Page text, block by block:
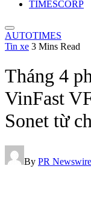
TIMESCORP
AUTOTIMES
Tin xe 3 Mins Read
Tháng 4
VinFast
Sonet từ
By PR Newswire